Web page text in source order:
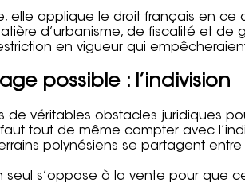
elle applique le droit français en ce
d’urbanisme, de fiscalité et de
en vigueur qui
possible : l’indivision
de véritables obstacles juridiques
tout de même compter avec
polynésiens se partagent
seul s’oppose à la vente pour que